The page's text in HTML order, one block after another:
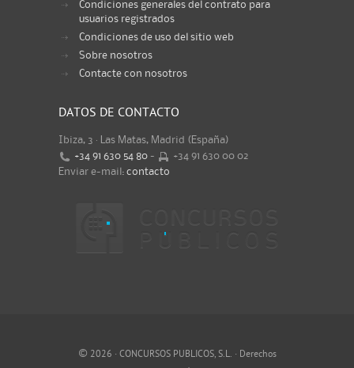
Condiciones generales del contrato para
usuarios registrados
Condiciones de uso del sitio web
Sobre nosotros
Contacte con nosotros
DATOS DE CONTACTO
Ibiza, 3 · Las Matas, Madrid (España)
+34 91 630 54 80 -
+34 91 630 00 02
Enviar e-mail: contacto
© 2026 · CONCURSOS PUBLICOS, S.L. · Derechos